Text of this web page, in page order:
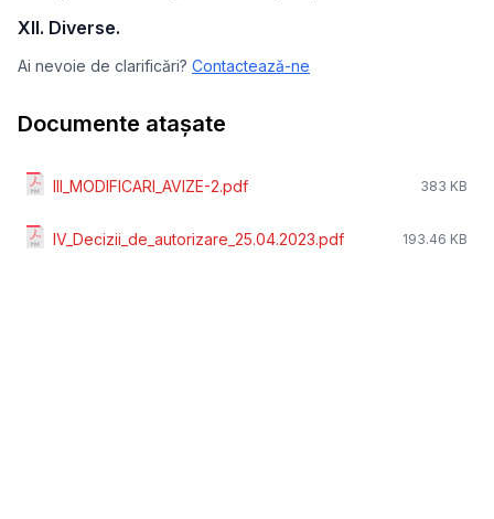
XII. Diverse.
Ai nevoie de clarificări? Contactează-ne
Documente atașate
III_MODIFICARI_AVIZE-2.pdf 383 KB
IV_Decizii_de_autorizare_25.04.2023.pdf 193.46 KB